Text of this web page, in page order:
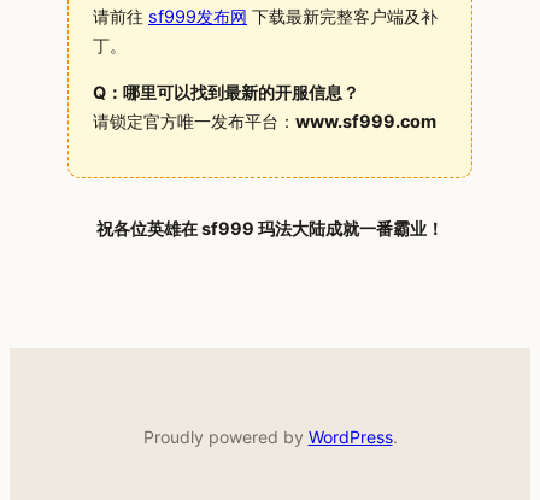
请前往 sf999发布网 下载最新完整客户端及补
丁。
Q：哪里可以找到最新的开服信息？
请锁定官方唯一发布平台： www.sf999.com
祝各位英雄在 sf999 玛法大陆成就一番霸业！
Proudly powered by WordPress.